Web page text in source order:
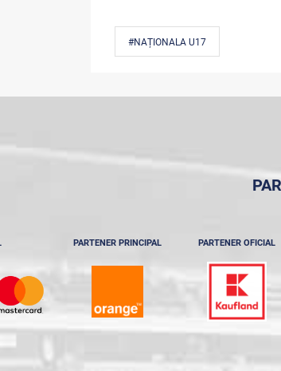
#NAȚIONALA U17
PARTENER PRINCIPAL PARTENER OFICIAL